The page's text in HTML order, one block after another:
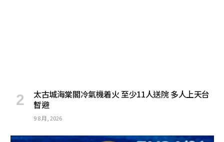
太古城海棠閣冷氣機着火 至少11人送院 多人上天台
暫避
9 8 月, 2026